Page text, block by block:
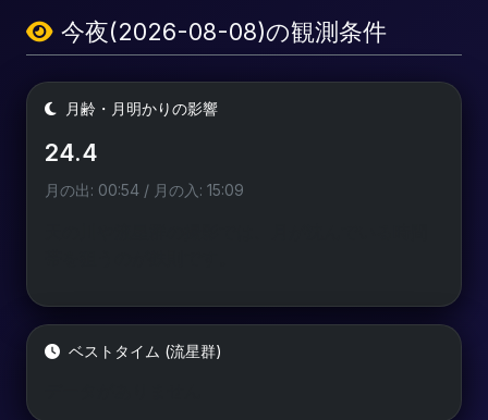
今夜(2026-08-08)の観測条件
月齢・月明かりの影響
24.4
月の出: 00:54 / 月の入: 15:09
ベストタイム (流星群)